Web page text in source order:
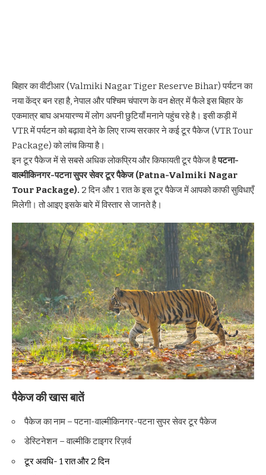
बिहार का वीटीआर (Valmiki Nagar Tiger Reserve Bihar) पर्यटन का
नया केंद्र बन रहा है, नेपाल औरपश्चिम चंपारणके वन क्षेत्र में फैले इस बिहार के
एकमात्र बाघ अभयारण्य में लोग अपनी छुटियाँ मनाने पहुंच रहे है। इसी कड़ी में
VTR में पर्यटन को बढ़ावा देने के लिए राज्य सरकार ने कई टूर पैकेज (VTR Tour
Package) को लांच किया है।
इन टूर पैकेज में से सबसे अधिक लोकप्रिय और किफायती टूर पैकेज हैपटना-
वाल्मीकिनगर-पटना सुपर सेवर टूर पैकेज (Patna-Valmiki Nagar
Tour Package). 2 दिन और 1 रात के इस टूर पैकेज में आपको काफी सुविधाएँ
मिलेगी। तो आइए इसके बारे में विस्तार से जानते है।
पैकेज की खास बातें
पैकेज का नाम – पटना-वाल्मीकिनगर-पटना सुपर सेवर टूर पैकेज
डेस्टिनेशन – वाल्मीकि टाइगर रिज़र्व
टूर अवधि- 1 रात और 2 दिन